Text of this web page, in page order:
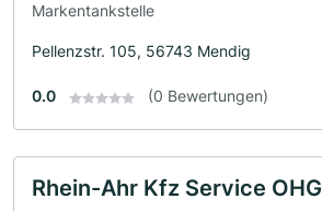
Markentankstelle
Pellenzstr. 105, 56743 Mendig
0.0 (0 Bewertungen)
Rhein-Ahr Kfz Service OHG